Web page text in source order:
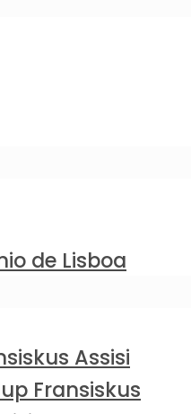
de Lisboa
Assisi
Fransiskus